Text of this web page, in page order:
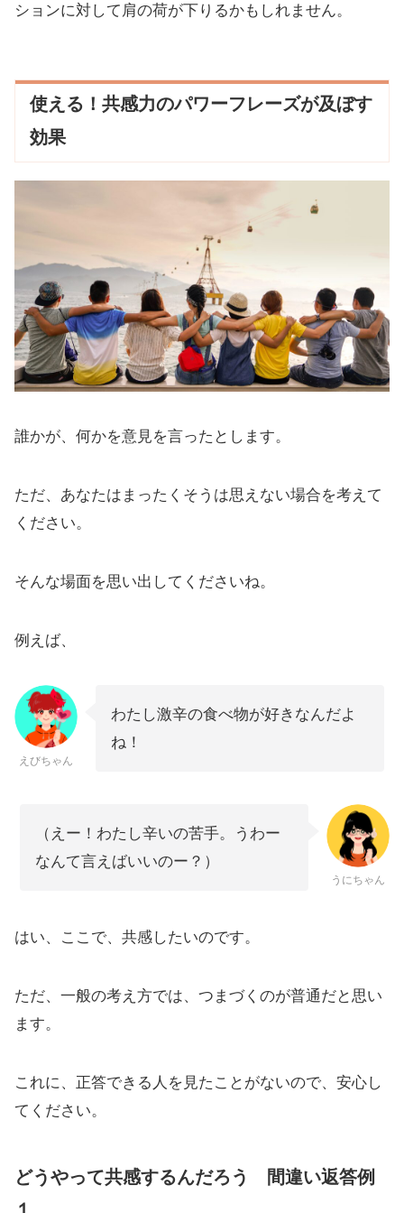
ションに対して肩の荷が下りるかもしれません。
使える！共感力のパワーフレーズが及ぼす
効果
誰かが、何かを意見を言ったとします。
ただ、あなたはまったくそうは思えない場合を考えて
ください。
そんな場面を思い出してくださいね。
例えば、
えびちゃん
わたし激辛の食べ物が好きなんだよ
ね！
（えー！わたし辛いの苦手。うわー
なんて言えばいいのー？）
うにちゃん
はい、ここで、共感したいのです。
ただ、一般の考え方では、つまづくのが普通だと思い
ます。
これに、正答できる人を見たことがないので、安心し
てください。
どうやって共感するんだろう 間違い返答例